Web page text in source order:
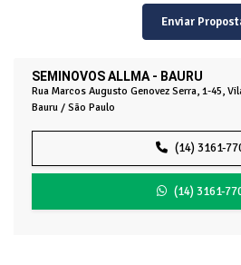
SEMINOVOS ALLMA - BAURU
Rua Marcos Augusto Genovez Serra, 1-45,
Bauru / São Paulo
(14) 3161-
(14) 3161-
Enviar